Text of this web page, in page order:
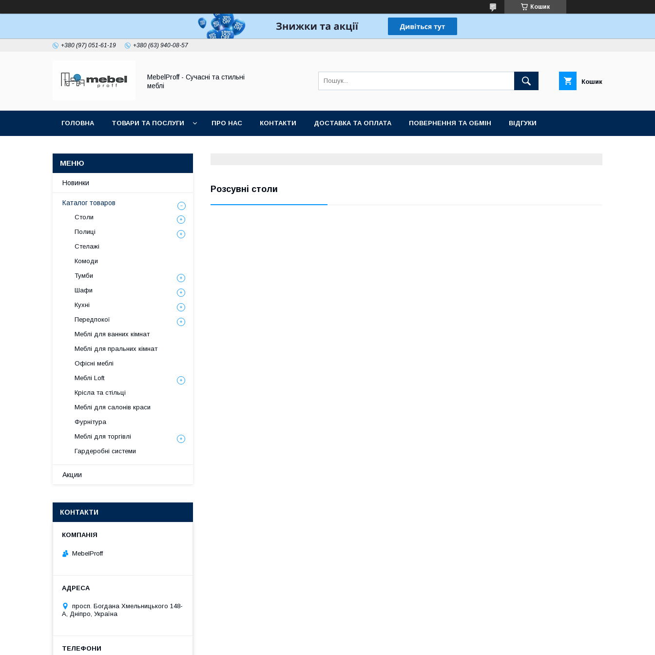
Кошик
+380 (97) 051-61-19 +380 (63) 940-08-57
MebelProff - Сучасні та стильні
меблі
Кошик
ГОЛОВНА ТОВАРИ ТА ПОСЛУГИ ПРО НАС КОНТАКТИ ДОСТАВКА ТА ОПЛАТА ПОВЕРНЕННЯ ТА ОБМІН ВІДГУКИ
Розсувні столи
Новинки
Каталог товаров
Столи
Полиці
Стелажі
Комоди
Тумби
Шафи
Кухні
Передпокої
Меблі для ванних кімнат
Меблі для пральних кімнат
Офісні меблі
Меблі Loft
Крісла та стільці
Меблі для салонів краси
Фурнітура
Меблі для торгівлі
Гардеробні системи
Акции
КОНТАКТИ
MebelProff
просп. Богдана Хмельницького 148-
А, Дніпро, Україна